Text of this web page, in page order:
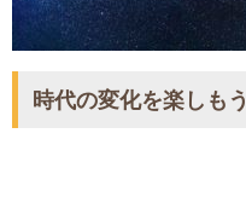
時代の変化を楽しもう